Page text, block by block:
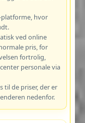
hvor
ved online
pris, for
fortrolig,
personale via
til de priser, der er
nedenfor.